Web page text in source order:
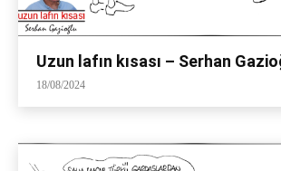
Uzun lafın kısası – Serhan
18/08/2024